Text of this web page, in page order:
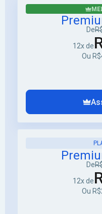
De
12x de
Ou
De
12x de
Ou